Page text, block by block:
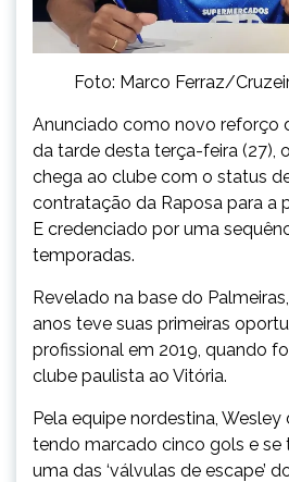
Foto: Marco Ferraz/
Anunciado como novo reforço
da tarde desta terça-feira (27),
chega ao clube com o status
contratação da Raposa para a
E credenciado por uma
temporadas.
Revelado na base do
anos teve suas primeiras
profissional em 2019, quando
clube paulista ao Vitória.
Pela equipe nordestina,
tendo marcado cinco gols e se
uma das ‘válvulas de escape’